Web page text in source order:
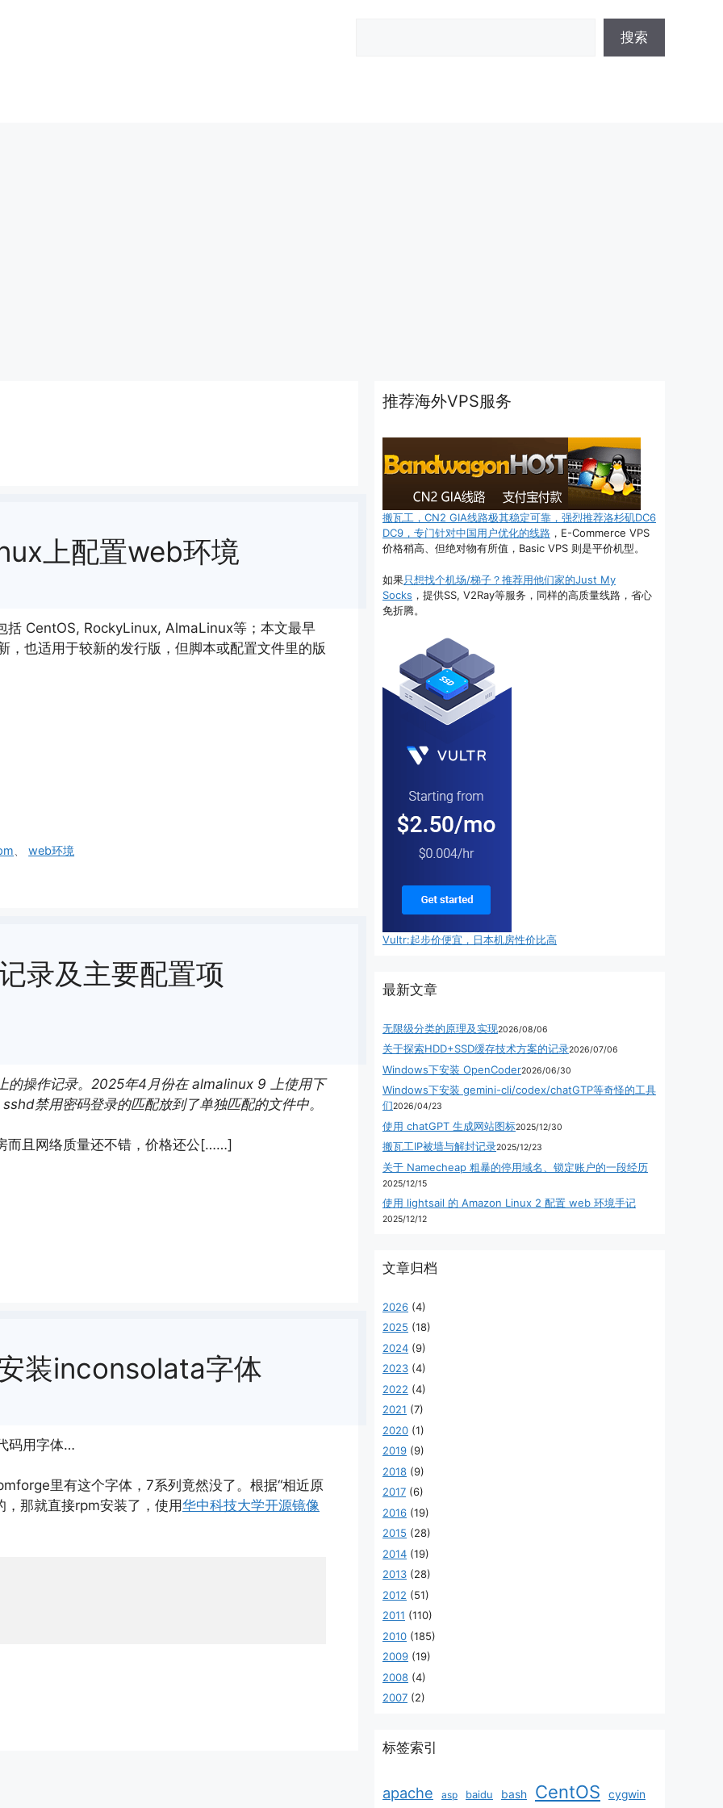
搜索
上配置web环境
CentOS, RockyLinux, AlmaLinux等；本文最早
也适用于较新的发行版，但脚本或配置文件里的版
、web环境
录及主要配置项
的操作记录。2025年4月份在 almalinux 9 上使用下
禁用密码登录的匹配放到了单独匹配的文件中。
而且网络质量还不错，价格还公[……]
装inconsolata字体
码用字体…
里有这个字体，7系列竟然没了。根据“相近原
那就直接rpm安装了，使用华中科技大学开源镜像
推荐海外VPS服务
搬瓦工，CN2 GIA线路极其稳定可靠，强烈推荐洛杉矶DC6
DC9，专门针对中国用户优化的线路 ，E-Commerce VPS
价格稍高、但绝对物有所值，Basic VPS 则是平价机型。
如果只想找个机场/梯子？推荐用他们家的Just My
Socks ，提供SS, V2Ray等服务，同样的高质量线路，省心
免折腾。
Vultr:起步价便宜，日本机房性价比高
最新文章
无限级分类的原理及实现2026/08/06
关于探索HDD+SSD缓存技术方案的记录2026/07/06
Windows下安装 OpenCoder2026/06/30
Windows下安装 gemini-cli/codex/chatGTP等奇怪的工具
们2026/04/23
使用 chatGPT 生成网站图标2025/12/30
搬瓦工IP被墙与解封记录2025/12/23
关于 Namecheap 粗暴的停用域名、锁定账户的一段经历
2025/12/15
使用 lightsail 的 Amazon Linux 2 配置 web 环境手记
2025/12/12
文章归档
2026 (4)
2025 (18)
2024 (9)
2023 (4)
2022 (4)
2021 (7)
2020 (1)
2019 (9)
2018 (9)
2017 (6)
2016 (19)
2015 (28)
2014 (19)
2013 (28)
2012 (51)
2011 (110)
2010 (185)
2009 (19)
2008 (4)
2007 (2)
标签索引
apache asp baidu bash CentOS cygwin